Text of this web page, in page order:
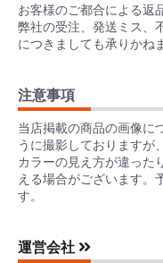
お客様のご都合による返
弊社の受注、発送ミス、
につきましても承りかね
注意事項
当店掲載の商品の画像に
うに撮影しておりますが
カラーの見え方が違った
える場合がございます。
す。
運営会社